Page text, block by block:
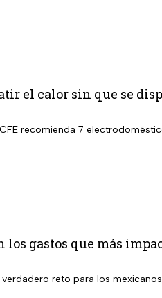
el calor sin que se
recomienda 7
los gastos que más
reto para los